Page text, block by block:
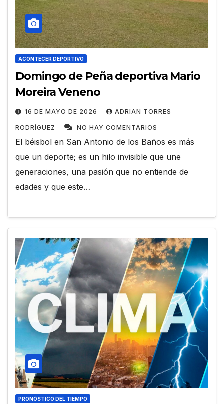
ACONTECER DEPORTIVO
Domingo de Peña deportiva Mario
Moreira Veneno
16 DE MAYO DE 2026 ADRIAN TORRES
RODRÍGUEZ NO HAY COMENTARIOS
El béisbol en San Antonio de los Baños es más
que un deporte; es un hilo invisible que une
generaciones, una pasión que no entiende de
edades y que este…
PRONÓSTICO DEL TIEMPO